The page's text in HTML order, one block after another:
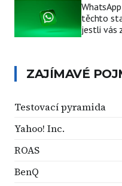
těchto
jestli vás
ZAJÍMAVÉ
Testovací pyramida
Yahoo! Inc.
ROAS
BenQ